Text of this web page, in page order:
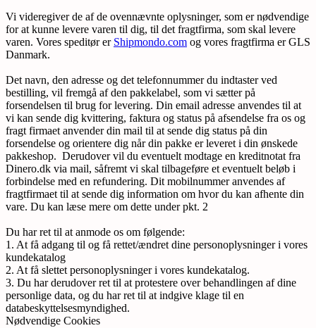
Vi videregiver de af de ovennævnte oplysninger, som er nødvendige
for at kunne levere varen til dig, til det fragtfirma, som skal levere
varen. Vores speditør er Shipmondo.com og vores fragtfirma er GLS
Danmark.
Det navn, den adresse og det telefonnummer du indtaster ved
bestilling, vil fremgå af den pakkelabel, som vi sætter på
forsendelsen til brug for levering. Din email adresse anvendes til at
vi kan sende dig kvittering, faktura og status på afsendelse fra os og
fragt firmaet anvender din mail til at sende dig status på din
forsendelse og orientere dig når din pakke er leveret i din ønskede
pakkeshop. Derudover vil du eventuelt modtage en kreditnotat fra
Dinero.dk via mail, såfremt vi skal tilbageføre et eventuelt beløb i
forbindelse med en refundering. Dit mobilnummer anvendes af
fragtfirmaet til at sende dig information om hvor du kan afhente din
vare. Du kan læse mere om dette under pkt. 2
Du har ret til at anmode os om følgende:
1. At få adgang til og få rettet/ændret dine personoplysninger i vores
kundekatalog
2. At få slettet personoplysninger i vores kundekatalog.
3. Du har derudover ret til at protestere over behandlingen af dine
personlige data, og du har ret til at indgive klage til en
databeskyttelsesmyndighed.
Nødvendige Cookies